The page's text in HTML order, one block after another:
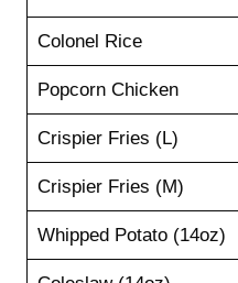
Colonel Rice
Popcorn Chicken
Crispier Fries (L)
Crispier Fries (M)
Whipped Potato (14oz)